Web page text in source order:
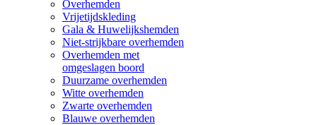
Overhemden
Vrijetijdskleding
Gala & Huwelijkshemden
Niet-strijkbare overhemden
Overhemden met
omgeslagen boord
Duurzame overhemden
Witte overhemden
Zwarte overhemden
Blauwe overhemden